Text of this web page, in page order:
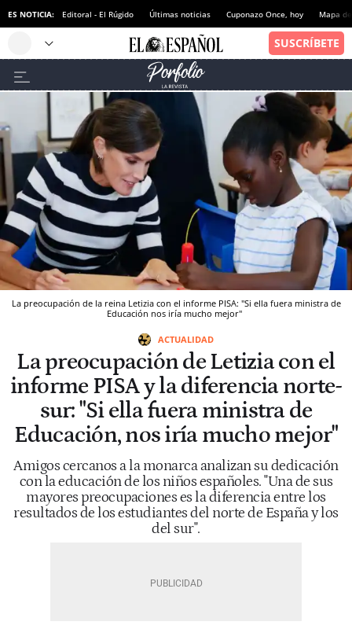
ES NOTICIA: Editoral - El Rúgido Últimas noticias Cuponazo Once, hoy Mapa
La preocupación de la reina Letizia con el informe PISA: "Si ella fuera ministra de
Educación nos iría mucho mejor"
ACTUALIDAD
La preocupación de Letizia con el
informe PISA y la diferencia norte-
sur: "Si ella fuera ministra de
Educación, nos iría mucho mejor"
Amigos cercanos a la monarca analizan su dedicación
con la educación de los niños españoles. "Una de sus
mayores preocupaciones es la diferencia entre los
resultados de los estudiantes del norte de España y los
del sur".